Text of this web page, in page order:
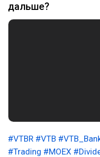
дальше?
#VTBR #VTB
#Trading #MOEX